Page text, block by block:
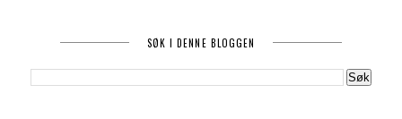
SØK I DENNE BLOGGEN